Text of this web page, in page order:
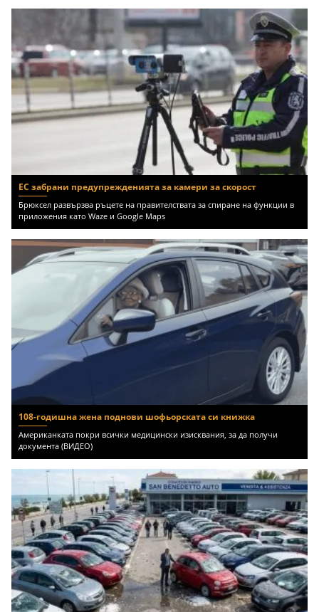
ЕС забрани предупрежденията за камери за скорост
Брюксел развързва ръцете на правителствата за спиране на функции в
приложения като Waze и Google Maps
108-годишна жена поднови шофьорската си книжка
Американката покри всички медицински изисквания, за да получи
документа (ВИДЕО)